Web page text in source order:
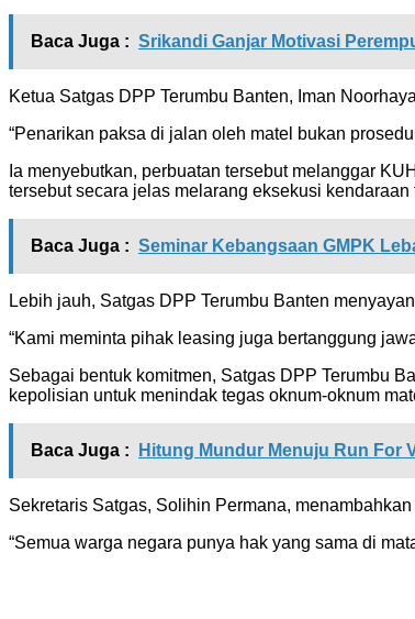
Baca Juga : Srikandi Ganjar Motivasi
Ketua Satgas DPP Terumbu Banten, Iman
“Penarikan paksa di jalan oleh matel bukan
Ia menyebutkan, perbuatan tersebut melanggar
tersebut secara jelas melarang eksekusi
Baca Juga : Seminar Kebangsaan GMPK
Lebih jauh, Satgas DPP Terumbu Banten
“Kami meminta pihak leasing juga bertanggung
Sebagai bentuk komitmen, Satgas DPP Terumbu
kepolisian untuk menindak tegas oknum-oknum
Baca Juga : Hitung Mundur Menuju Run For
Sekretaris Satgas, Solihin Permana,
“Semua warga negara punya hak yang sama di